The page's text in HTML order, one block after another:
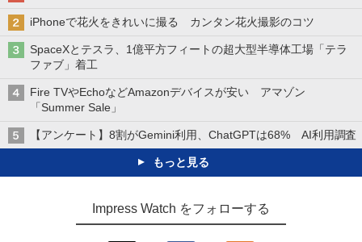
iPhoneで花火をきれいに撮る カンタン花火撮影のコツ
SpaceXとテスラ、1億平方フィートの超大型半導体工場「テラ
ファブ」着工
Fire TVやEchoなどAmazonデバイスが安い アマゾン
「Summer Sale」
【アンケート】8割がGemini利用、ChatGPTは68% AI利用調査
もっと見る
Impress Watch をフォローする